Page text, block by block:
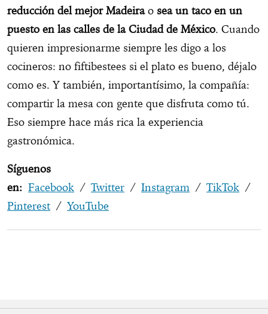
reducción del mejor Madeirao sea un taco en un
puesto en las calles de la Ciudad de México. Cuando
quieren impresionarme siempre les digo a los
cocineros: no fiftibestees si el plato es bueno, déjalo
como es. Y también, importantísimo, la compañía:
compartir la mesa con gente que disfruta como tú.
Eso siempre hace más rica la experiencia
gastronómica.
Síguenos
en: Facebook / Twitter / Instagram / TikTok /
Pinterest / YouTube